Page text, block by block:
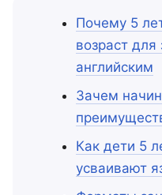
Почему 5
возраст для
английским
Зачем
Как дети 5
усваивают